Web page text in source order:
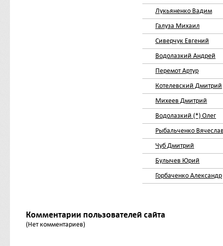
Лукьяненко Вадим
Галуза Михаил
Сиверчук Евгений
Водолазкий Андрей
Перемот Артур
Котелевский Дмитрий
Михеев Дмитрий
Водолазкий (*) Олег
Рыбальченко
Чуб Дмитрий
Булычев Юрий
Горбаченко Александр
Комментарии пользователей сайта
(Нет комментариев)